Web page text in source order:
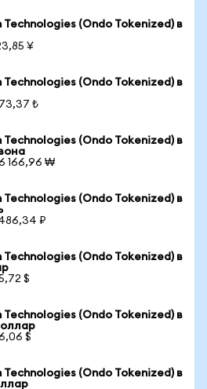
Technologies (Ondo Tokenized) в
¥
(Ondo Tokenized) в
₺
(Ondo Tokenized) в
166,96 ₩
Technologies (Ondo Tokenized) в
₽
(Ondo Tokenized) в
$
Technologies (Ondo Tokenized) в
$
(Ondo Tokenized) в